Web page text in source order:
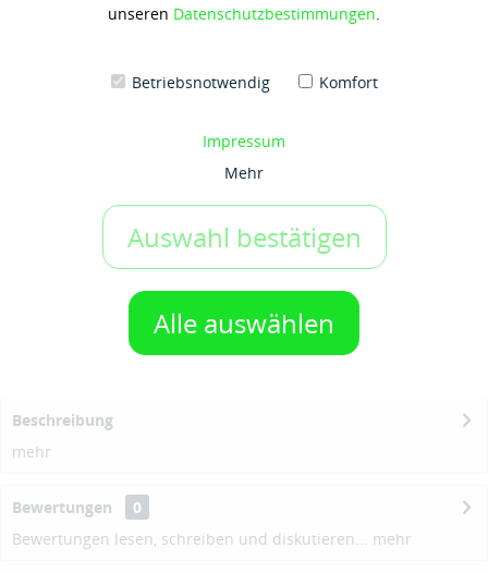
unseren Datenschutzbestimmungen.
Betriebsnotwendig Komfort
Impressum
Mehr
Auswahl bestätigen
Alle auswählen
1.810,56 € *
zzgl. 19% Umsatzsteuerzzgl. Versandkosten
209 ltr-Fass
1 Gebinde IN DEN WARENKORB
Auf den Merkzettel
Beschreibung
mehr
Bewertungen
0
Bewertungen lesen, schreiben und diskutieren... mehr